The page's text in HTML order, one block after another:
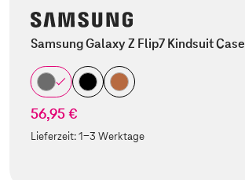
Samsung Galaxy Z Flip7 Kindsuit Case
56,95 €
Lieferzeit:1-3 Werktage